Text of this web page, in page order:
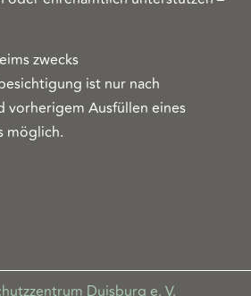
zwecks
ist nur nach
vorherigem Ausfüllen eines
möglich.
Duisburg e. V.